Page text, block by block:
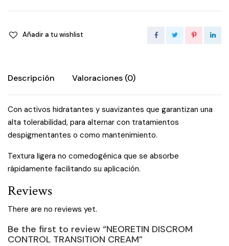
Añadir a tu wishlist
Descripción Valoraciones (0)
Con activos hidratantes y suavizantes que garantizan una
alta tolerabilidad, para alternar con tratamientos
despigmentantes o como mantenimiento.
Textura ligera no comedogénica que se absorbe
rápidamente facilitando su aplicación.
Reviews
There are no reviews yet.
Be the first to review “NEORETIN DISCROM
CONTROL TRANSITION CREAM”